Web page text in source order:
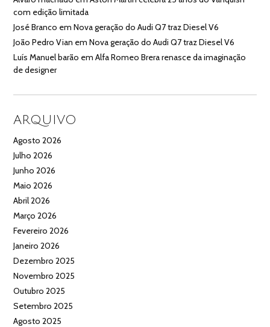
com edição limitada
José Branco emNova geração do Audi Q7 traz Diesel V6
João Pedro Vian emNova geração do Audi Q7 traz Diesel V6
Luís Manuel barão emAlfa Romeo Brera renasce da imaginação
de designer
ARQUIVO
Agosto 2026
Julho 2026
Junho 2026
Maio 2026
Abril 2026
Março 2026
Fevereiro 2026
Janeiro 2026
Dezembro 2025
Novembro 2025
Outubro 2025
Setembro 2025
Agosto 2025